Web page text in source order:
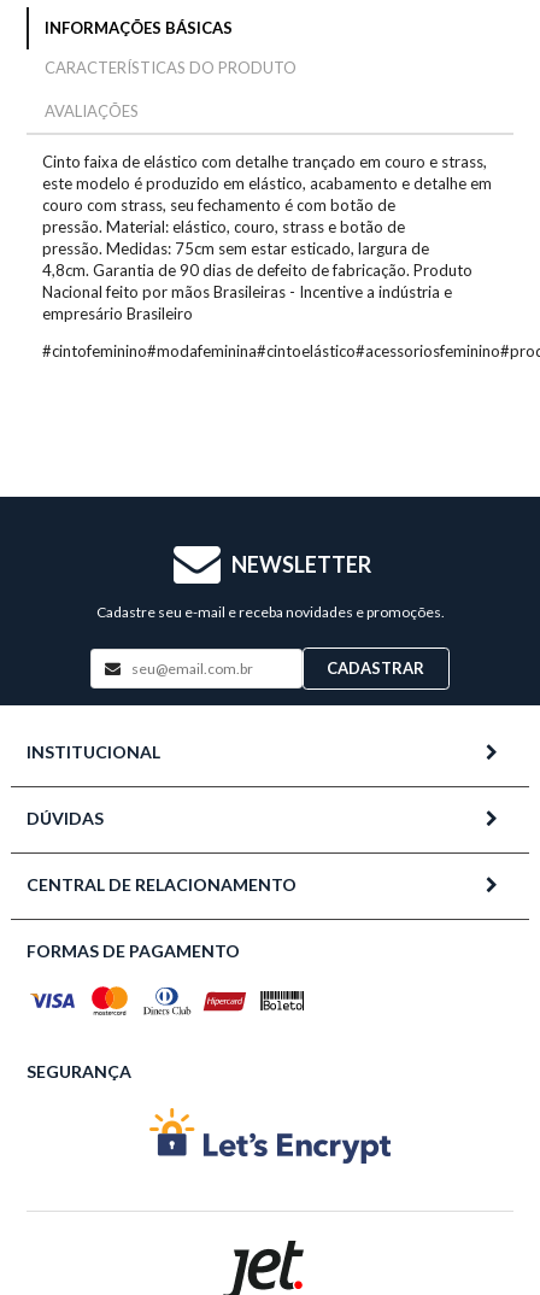
INFORMAÇÕES BÁSICAS
CARACTERÍSTICAS DO PRODUTO
AVALIAÇÕES
Cinto faixa de elástico com detalhe trançado em couro e strass,
este modelo é produzido em elástico, acabamento e detalhe em
couro com strass, seu fechamento é com botão de
pressão. Material: elástico, couro, strass e botão de
pressão. Medidas: 75cm sem estar esticado, largura de
4,8cm. Garantia de 90 dias de defeito de fabricação. Produto
Nacional feito por mãos Brasileiras - Incentive a indústria e
empresário Brasileiro
NEWSLETTER
Cadastre seu e-mail e receba novidades e promoções.
CADASTRAR
INSTITUCIONAL
DÚVIDAS
CENTRAL DE RELACIONAMENTO
FORMAS DE PAGAMENTO
SEGURANÇA